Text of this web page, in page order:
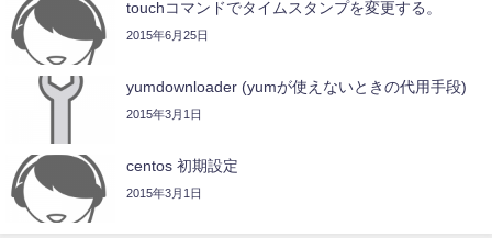
touchコマンドでタイムスタンプを変更する。
2015年6月25日
yumdownloader (yumが使えないときの代用手段)
2015年3月1日
centos 初期設定
2015年3月1日